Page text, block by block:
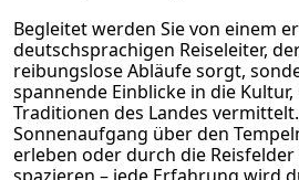
Begleitet werden Sie von einem
deutschsprachigen Reiseleiter,
reibungslose Abläufe sorgt,
spannende Einblicke in die
Traditionen des Landes
Sonnenaufgang über den
erleben oder durch die